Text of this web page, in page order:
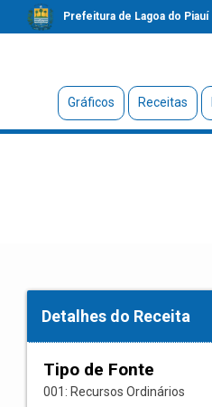
Prefeitura de Lagoa do Piauí
Gráficos Receitas
Detalhes do Receita
Tipo de Fonte
001: Recursos Ordinários